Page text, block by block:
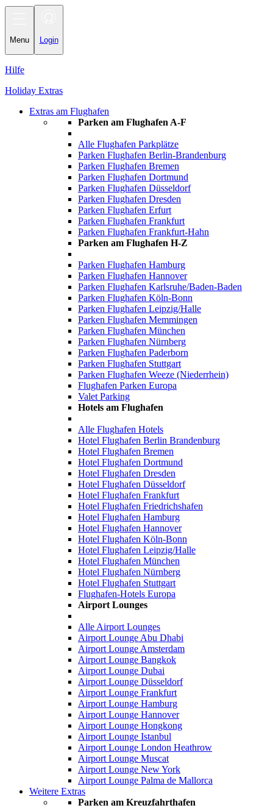
Menu Login
Hilfe
Holiday Extras
Extras am Flughafen
Parken am Flughafen A-F
Alle Flughafen Parkplätze
Parken Flughafen Berlin-Brandenburg
Parken Flughafen Bremen
Parken Flughafen Dortmund
Parken Flughafen Düsseldorf
Parken Flughafen Dresden
Parken Flughafen Erfurt
Parken Flughafen Frankfurt
Parken Flughafen Frankfurt-Hahn
Parken am Flughafen H-Z
Parken Flughafen Hamburg
Parken Flughafen Hannover
Parken Flughafen Karlsruhe/Baden-Baden
Parken Flughafen Köln-Bonn
Parken Flughafen Leipzig/Halle
Parken Flughafen Memmingen
Parken Flughafen München
Parken Flughafen Nürnberg
Parken Flughafen Paderborn
Parken Flughafen Stuttgart
Parken Flughafen Weeze (Niederrhein)
Flughafen Parken Europa
Valet Parking
Hotels am Flughafen
Alle Flughafen Hotels
Hotel Flughafen Berlin Brandenburg
Hotel Flughafen Bremen
Hotel Flughafen Dortmund
Hotel Flughafen Dresden
Hotel Flughafen Düsseldorf
Hotel Flughafen Frankfurt
Hotel Flughafen Friedrichshafen
Hotel Flughafen Hamburg
Hotel Flughafen Hannover
Hotel Flughafen Köln-Bonn
Hotel Flughafen Leipzig/Halle
Hotel Flughafen München
Hotel Flughafen Nürnberg
Hotel Flughafen Stuttgart
Flughafen-Hotels Europa
Airport Lounges
Alle Airport Lounges
Airport Lounge Abu Dhabi
Airport Lounge Amsterdam
Airport Lounge Bangkok
Airport Lounge Dubai
Airport Lounge Düsseldorf
Airport Lounge Frankfurt
Airport Lounge Hamburg
Airport Lounge Hannover
Airport Lounge Hongkong
Airport Lounge Istanbul
Airport Lounge London Heathrow
Airport Lounge Muscat
Airport Lounge New York
Airport Lounge Palma de Mallorca
Weitere Extras
Parken am Kreuzfahrthafen